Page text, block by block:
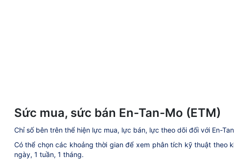
Sức mua, sức bán En-Tan-Mo (ETM)
Chỉ số bên trên thể hiện lực mua, lực bán, lực theo dõi đối với En-
Có thể chọn các khoảng thời gian để xem phân tích kỹ thuật theo
ngày, 1 tuần, 1 tháng.